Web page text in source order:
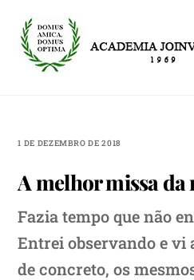
content
1 DE DEZEMBRO DE 2018
A melhor missa da
Fazia tempo que não
Entrei observando e vi
de concreto, os